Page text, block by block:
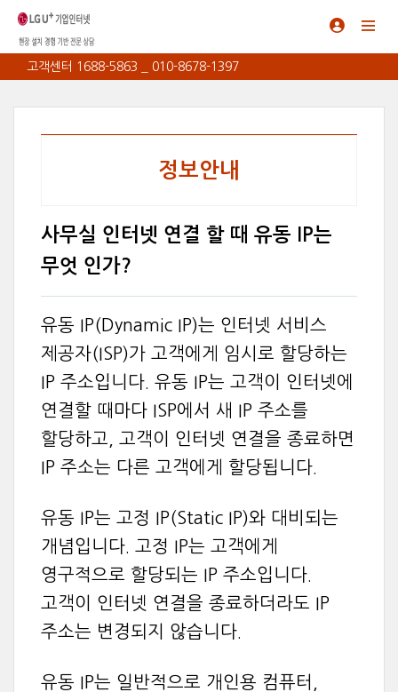
고객센터 1688-5863 _ 010-8678-1397
정보안내
사무실 인터넷 연결 할 때 유동 IP는
무엇 인가?
유동 IP(Dynamic IP)는 인터넷 서비스
제공자(ISP)가 고객에게 임시로 할당하는
IP 주소입니다. 유동 IP는 고객이 인터넷에
연결할 때마다 ISP에서 새 IP 주소를
할당하고, 고객이 인터넷 연결을 종료하면
IP 주소는 다른 고객에게 할당됩니다.
유동 IP는 고정 IP(Static IP)와 대비되는
개념입니다. 고정 IP는 고객에게
영구적으로 할당되는 IP 주소입니다.
고객이 인터넷 연결을 종료하더라도 IP
주소는 변경되지 않습니다.
유동 IP는 일반적으로 개인용 컴퓨터,